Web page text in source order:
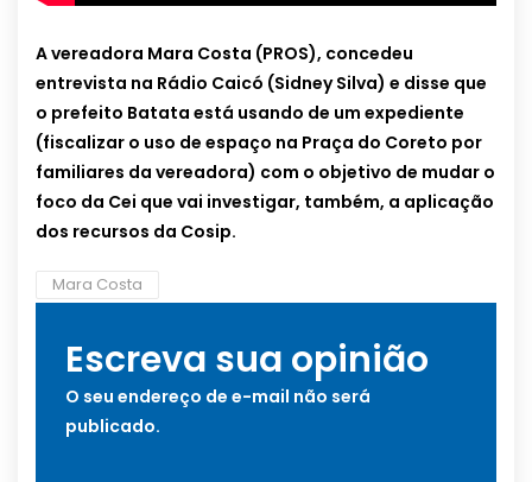
A vereadora Mara Costa (PROS), concedeu
entrevista na Rádio Caicó (Sidney Silva) e disse que
o prefeito Batata está usando de um expediente
(fiscalizar o uso de espaço na Praça do Coreto por
familiares da vereadora) com o objetivo de mudar o
foco da Cei que vai investigar, também, a aplicação
dos recursos da Cosip.
Mara Costa
Escreva sua opinião
O seu endereço de e-mail não será
publicado.